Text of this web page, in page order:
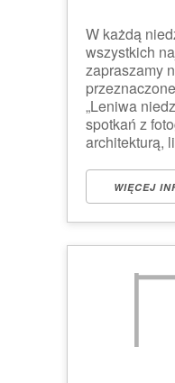
W każdą
wszystkich
zapraszamy
„Leniwa
spotkań z
architekturą,
WIĘCEJ